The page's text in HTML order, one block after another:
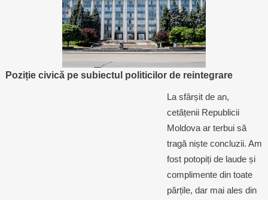
Poziție civică pe subiectul politicilor de reintegrare
La sfârșit de an,
cetățenii Republicii
Moldova ar terbui să
tragă niște concluzii. Am
fost potopiți de laude și
complimente din toate
părțile, dar mai ales din